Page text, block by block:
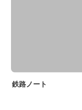
鉄路ノート